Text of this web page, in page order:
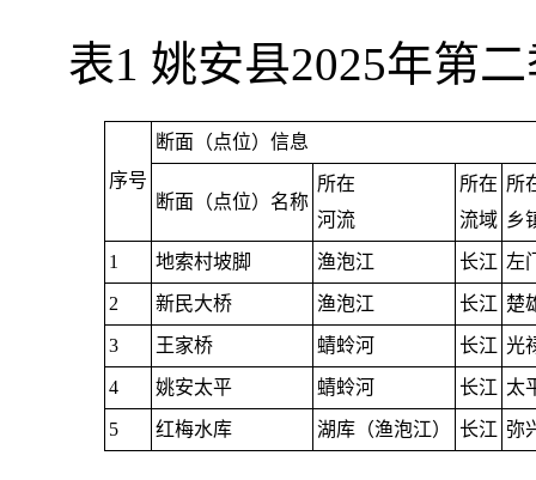
表1 姚安县2025年第
序号
断面（点位）信息
断面（点位）名称
所在
河流
所在
流域
所
乡
1 地索村坡脚 渔泡江 长江 左
2 新民大桥 渔泡江 长江 楚
3 王家桥 蜻蛉河 长江 光
4 姚安太平 蜻蛉河 长江 太
5 红梅水库 湖库（渔泡江） 长江 弥